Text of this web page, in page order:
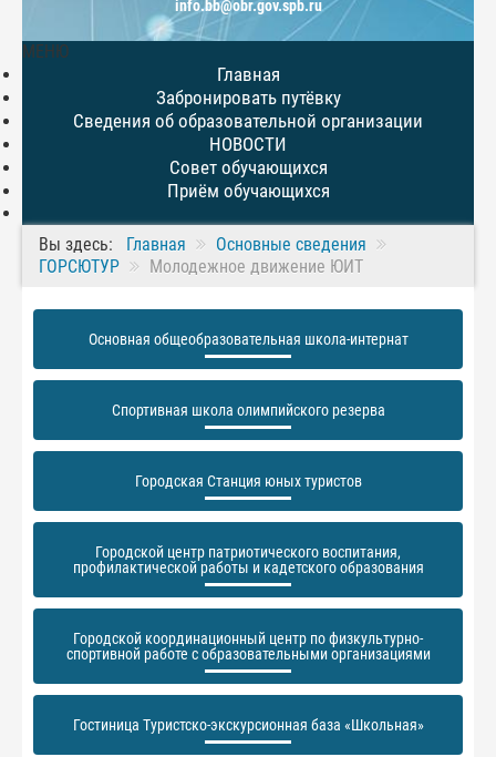
info.bb@obr.gov.spb.ru
МЕНЮ
Главная
Забронировать путёвку
Сведения об образовательной организации
НОВОСТИ
Совет обучающихся
Приём обучающихся
Вы здесь: Главная
Основные сведения
ГОРСЮТУР
Молодежное движение ЮИТ
Основная общеобразовательная школа-интернат
Спортивная школа олимпийского резерва
Городская Станция юных туристов
Городской центр патриотического воспитания,
профилактической работы и кадетского образования
Городской координационный центр по физкультурно-
спортивной работе с образовательными организациями
Гостиница Туристско-экскурсионная база «Школьная»